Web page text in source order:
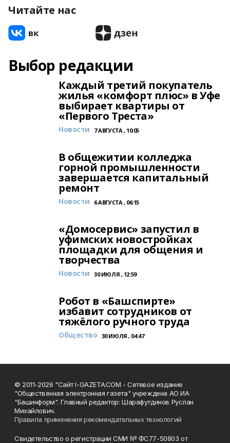
Читайте нас
Выбор редакции
Каждый третий покупатель
жилья «комфорт плюс» в Уфе
выбирает квартиры от
«Первого Треста»
Новости 7 АВГУСТА , 10:05
В общежитии колледжа
горной промышленности
завершается капитальный
ремонт
Новости 6 АВГУСТА , 06:15
«Домосервис» запустил в
уфимских новостройках
площадки для общения и
творчества
Новости 30 ИЮЛЯ , 12:59
Робот в «Башспирте»
избавит сотрудников от
тяжёлого ручного труда
Общество 30 ИЮЛЯ , 04:47
© 2011-2026 "Сайт I-GAZETA.COM - Сетевое издание
"Общественная электронная газета" учреждена АО ИА
"Башинформ". Главный редактор: Шарафутдинов Руслан
Михайлович.
Правила применения рекомендательных технологий
Свидетельство о регистрации СМИ № ФС77-50803 от